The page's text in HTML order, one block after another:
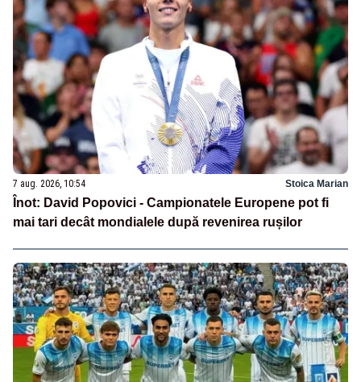
7 aug. 2026, 10:54 Stoica Marian
Înot: David Popovici - Campionatele Europene pot fi
mai tari decât mondialele după revenirea rușilor